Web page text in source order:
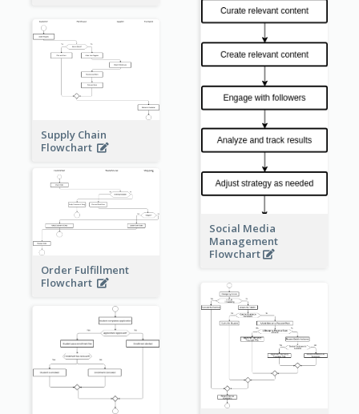
Social Media
Management
Flowchart
Supply Chain
Flowchart
Order Fulfillment
Flowchart